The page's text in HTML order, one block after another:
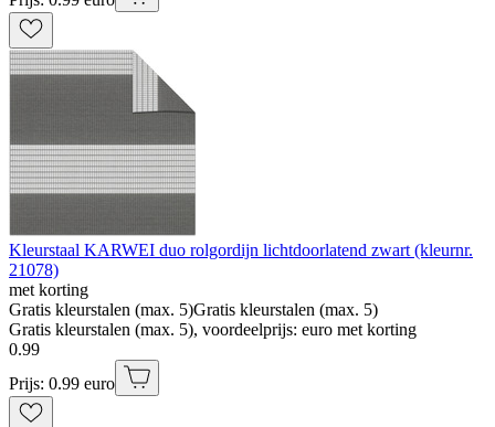
Kleurstaal KARWEI duo rolgordijn lichtdoorlatend zwart (kleurnr.
21078)
met korting
Gratis kleurstalen (max. 5)Gratis kleurstalen (max. 5)
Gratis kleurstalen (max. 5), voordeelprijs: euro met korting
0.99
Prijs: 0.99 euro